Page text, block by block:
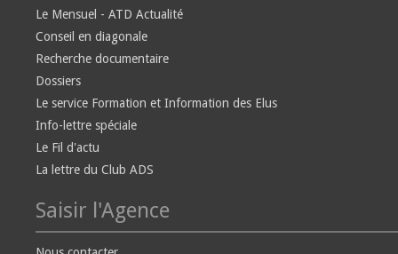
Le Mensuel - ATD Actualité
Conseil en diagonale
Recherche documentaire
Dossiers
Le service Formation et Information des Elus
Info-lettre spéciale
Le Fil d'actu
La lettre du Club ADS
Saisir l'Agence